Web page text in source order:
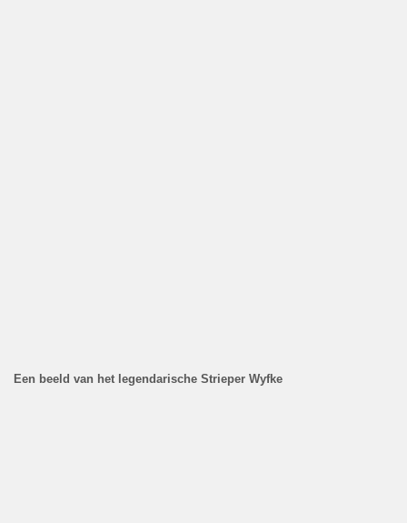
Een beeld van het legendarische Strieper Wyfke